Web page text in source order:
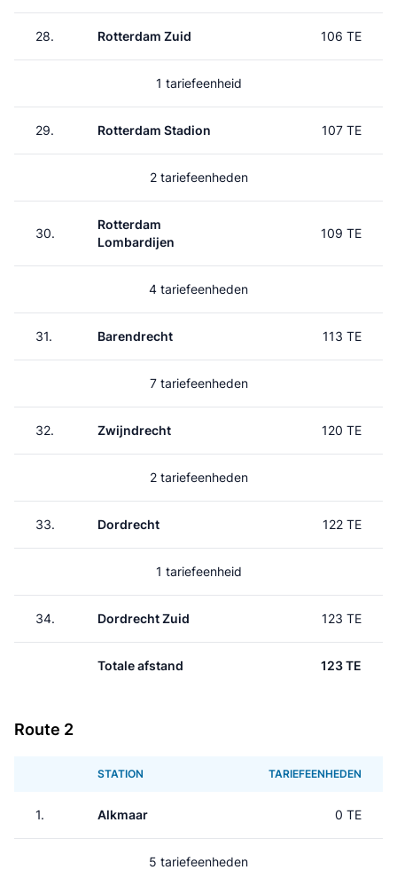
28. Rotterdam Zuid 106 TE
1 tariefeenheid
29. Rotterdam Stadion 107 TE
2 tariefeenheden
30.
Rotterdam
Lombardijen
109 TE
4 tariefeenheden
31. Barendrecht 113 TE
7 tariefeenheden
32. Zwijndrecht 120 TE
2 tariefeenheden
33. Dordrecht 122 TE
1 tariefeenheid
34. Dordrecht Zuid 123 TE
Totale afstand 123 TE
Route 2
STATION TARIEFEENHEDEN
1. Alkmaar 0 TE
5 tariefeenheden